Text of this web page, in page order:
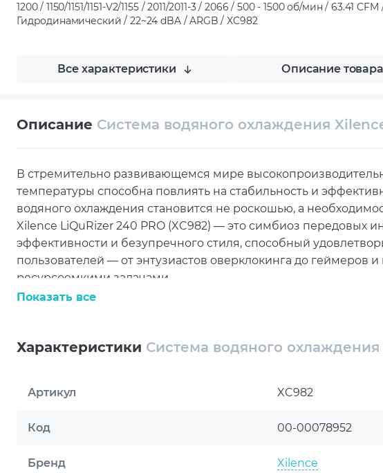
1200 / 1150/1151/1151-V2/1155 / 2011/2011-3 / 2066 / 500 - 1500 об/мин / 63.41
Гидродинамический / 22~24 dBA / ARGB / XC982
Все характеристики Описание товара
Описание Система водяного охлаждения
В стремительно развивающемся мире
температуры способна повлиять на стабильность и
водяного охлаждения становится не роскошью, а
Xilence LiQuRizer 240 PRO (XC982) — это симбиоз передовых
эффективности и безупречного стиля, способный
пользователей — от энтузиастов оверклокинга до геймеров
ресурсоемкими задачами.
легко интегрировать систему в самые современные и
универсальное решение, готовое к установке как в игровые
обеспечивающий оптимальный теплообмен. Два 120-
частоте до 1500 об/мин, создают воздушный поток до 63.41
тепла даже при экстремальных нагрузках. При этом уровень
Показать все
Характеристики Система водяного охлаждения
Артикул XC982
Код 00-00078952
Бренд Xilence